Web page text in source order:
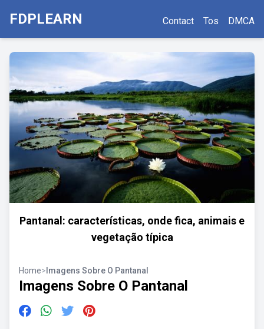
FDPLEARN Contact Tos DMCA
Pantanal: características, onde fica, animais e
vegetação típica
Home> Imagens Sobre O Pantanal
Imagens Sobre O Pantanal